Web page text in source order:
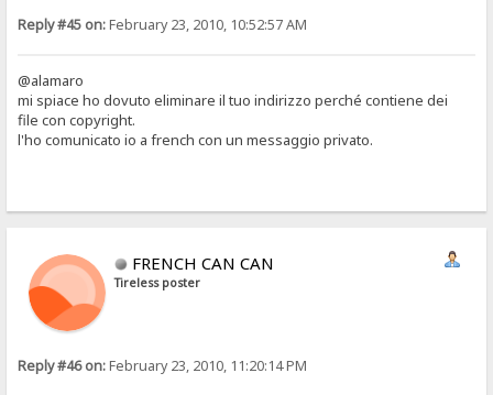
Reply #45 on:February 23, 2010, 10:52:57 AM
@alamaro
mi spiace ho dovuto eliminare il tuo indirizzo perché contiene dei
file con copyright.
l'ho comunicato io a french con un messaggio privato.
FRENCH CAN CAN
Tireless poster
Reply #46 on:February 23, 2010, 11:20:14 PM